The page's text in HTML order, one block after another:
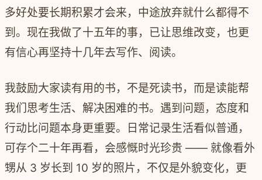
多好处要长期积累才会来，中途放弃就什么都得不
到。现在我做了十五年的事，已让思维改变，也更
有信心再坚持十几年去写作、阅读。
我鼓励大家读有用的书，不是死读书，而是读能帮
我们思考生活、解决困难的书。遇到问题，态度和
行动比问题本身更重要。日常记录生活看似普通，
可存个二十年再看，会感慨时光珍贵 —— 就像看外
甥从 3 岁长到 10 岁的照片，不仅是外貌变化，更